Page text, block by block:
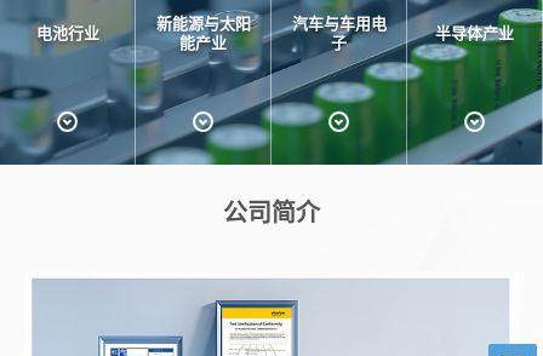
电池行业
新能源与太阳
能产业
汽车与车用电
子
半导体产业
公司简介